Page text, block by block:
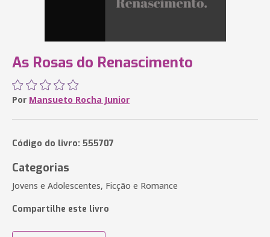
As Rosas do Renascimento
Por Mansueto Rocha Junior
Código do livro: 555707
Categorias
Jovens e Adolescentes, Ficção e Romance
Compartilhe este livro